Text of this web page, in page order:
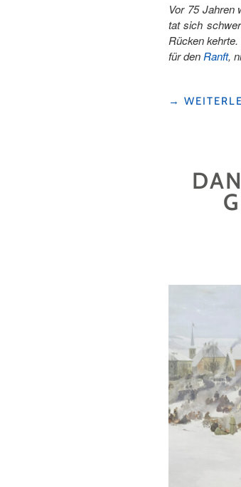
Vor 75 Jahren
tat sich
Rücken
für den Ranft,
"NIKLAUS
HEILIGE
→